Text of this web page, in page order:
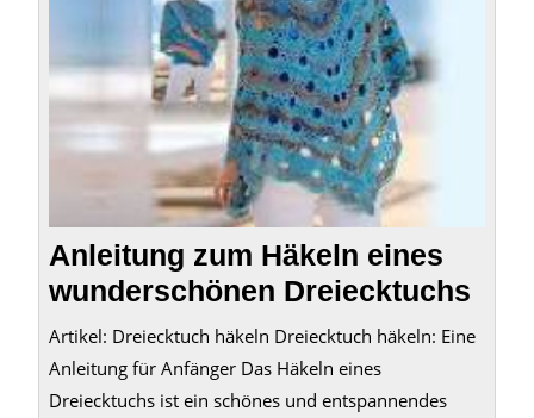
Anleitung zum Häkeln eines
wunderschönen Dreiecktuchs
Artikel: Dreiecktuch häkeln Dreiecktuch häkeln: Eine
Anleitung für Anfänger Das Häkeln eines
Dreiecktuchs ist ein schönes und entspannendes